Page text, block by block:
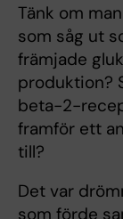
Tänk om
som såg ut
främjade
produktion?
beta-2-
framför ett
till?
Det var
som förde